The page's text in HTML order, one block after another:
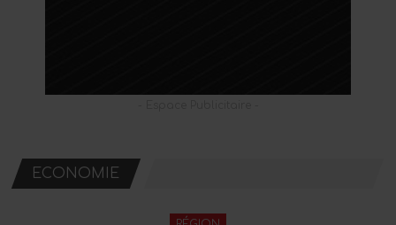
ECONOMIE